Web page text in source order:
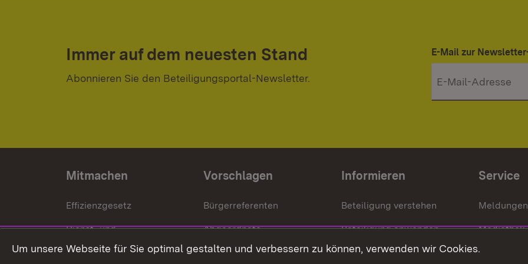
Immer auf dem neuesten Stand
Abonnieren Sie den Beteiligungsportal-Newsletter.
E-Mail zur
Mitmachen
Effizienzgesetz
Dienst- und
Versorgungsbezüge
Vorschlagen
Bürgerreferenten
Abgeordnete
Bürgerbeauftragte
Informieren
Beteiligung verstehen
Beteiligung anwenden
Beteiligung stärken
Service
Meldungen
Mediathek
Um unsere Webseite für Sie optimal gestalten und verbessern zu können, verwenden wir Cookies.